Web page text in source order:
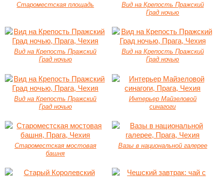
Староместская площадь
Вид на Крепость Пражский
Град ночью
Вид на Крепость Пражский
Град ночью
Вид на Крепость Пражский
Град ночью
Вид на Крепость Пражский
Град ночью
Интерьер Майзеловой
синагоги
Староместская мостовая
башня
Вазы в национальной галерее